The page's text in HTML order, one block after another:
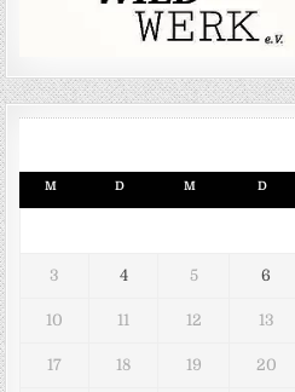
M D M D
3 4 5 6
10 11 12 13
17 18 19 20